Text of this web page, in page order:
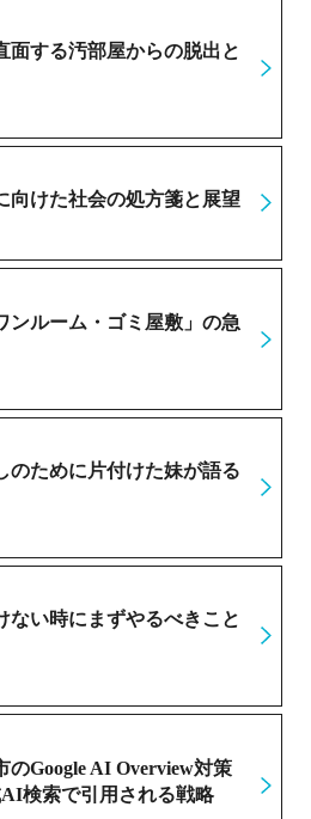
面する汚部屋からの脱出と
向けた社会の処方箋と展望
ンルーム・ゴミ屋敷」の急
のために片付けた妹が語る
ない時にまずやるべきこと
のGoogle AI Overview対策
検索で引用される戦略